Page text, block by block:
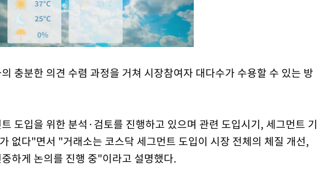
충분한 의견 수렴 과정을 거쳐 시장참여자 대다수가 수용할 수 있는 방
도입을 위한 분석·검토를 진행하고 있으며 관련 도입시기, 세그먼트 기
없다"면서 "거래소는 코스닥 세그먼트 도입이 시장 전체의 체질 개선,
하게 논의를 진행 중"이라고 설명했다.